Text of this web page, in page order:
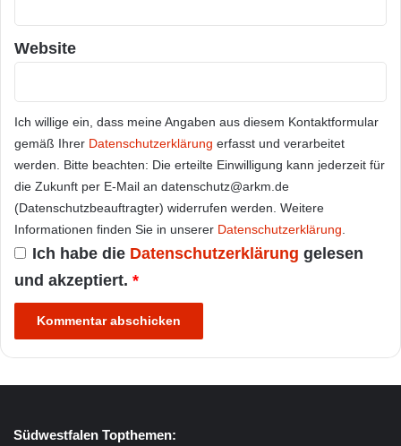
Website
Ich willige ein, dass meine Angaben aus diesem Kontaktformular
gemäß Ihrer Datenschutzerklärung erfasst und verarbeitet
werden. Bitte beachten: Die erteilte Einwilligung kann jederzeit für
die Zukunft per E-Mail an datenschutz@arkm.de
(Datenschutzbeauftragter) widerrufen werden. Weitere
Informationen finden Sie in unserer Datenschutzerklärung.
Ich habe die Datenschutzerklärung gelesen
und akzeptiert. *
Südwestfalen Topthemen: